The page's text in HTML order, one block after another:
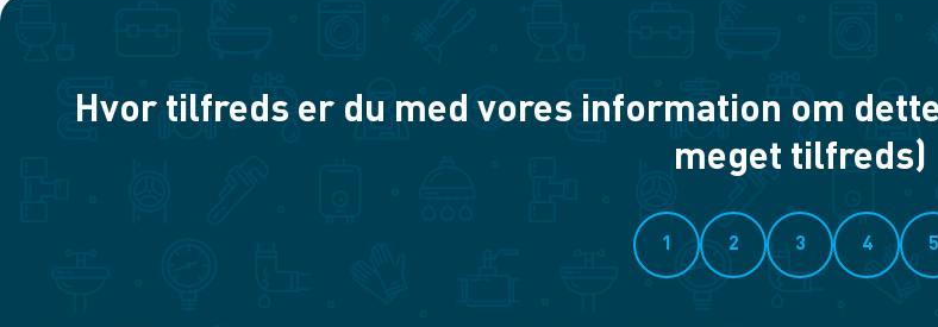
Hvor tilfreds er du med vores information om
meget tilfreds)
1 2 3 4 5